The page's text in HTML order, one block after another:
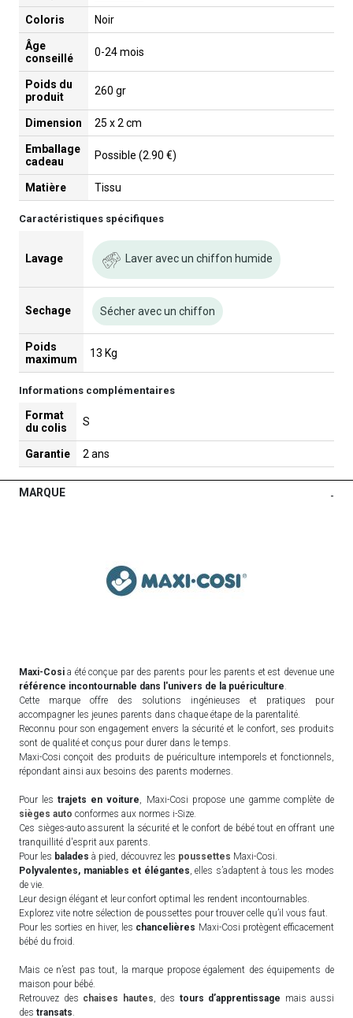
Coloris Noir
Âge
conseillé
0-24 mois
Poids du
produit
260 gr
Dimension 25 x 2 cm
Emballage
cadeau
Possible (2.90 €)
Matière Tissu
Caractéristiques spécifiques
Lavage Laver avec un chiffon humide
Sechage Sécher avec un chiffon
Poids
maximum
13 Kg
Informations complémentaires
Format
du colis
S
Garantie 2 ans
MARQUE -
Maxi-Cosi a été conçue par des parents pour les parents et est devenue une
référence incontournable dans l'univers de la puériculture.
Cette marque offre des solutions ingénieuses et pratiques pour
accompagner les jeunes parents dans chaque étape de la parentalité.
Reconnu pour son engagement envers la sécurité et le confort, ses produits
sont de qualité et conçus pour durer dans le temps.
Maxi-Cosi conçoit des produits de puériculture intemporels et fonctionnels,
répondant ainsi aux besoins des parents modernes.
Pour lestrajets en voiture, Maxi-Cosi propose une gamme complète de
sièges auto conformes aux normes i-Size.
Ces sièges-auto assurent la sécurité et le confort de bébé tout en offrant une
tranquillité d'esprit aux parents.
Pour les balades à pied, découvrez les poussettes Maxi-Cosi.
Polyvalentes, maniables et élégantes, elles s’adaptent à tous les modes
de vie.
Leur design élégant et leur confort optimal les rendent incontournables.
Explorez vite notre sélection de poussettes pour trouver celle qu’il vous faut.
Pour les sorties en hiver, les chancelières Maxi-Cosi protègent efficacement
bébé du froid.
Mais ce n’est pas tout, la marque propose également des équipements de
maison pour bébé.
Retrouvez des chaises hautes, des tours d’apprentissage mais aussi
des transats.